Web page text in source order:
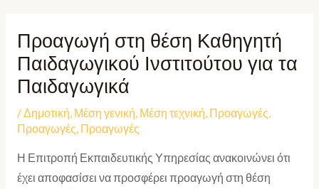
Προαγωγή στη θέση Καθηγητή
Παιδαγωγικού Ινστιτούτου για τα
Παιδαγωγικά
/Δημοτική, Μέση γενική, Μέση τεχνική, Προαγωγές,
Προαγωγές, Προαγωγές
Η Επιτροπή Εκπαιδευτικής Υπηρεσίας ανακοινώνει ότι
έχει αποφασίσει να προσφέρει προαγωγή στη θέση